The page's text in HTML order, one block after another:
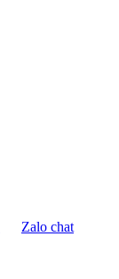
Zalo chat